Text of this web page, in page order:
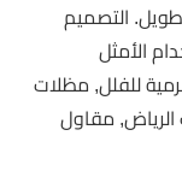
التصميم
الأمثل
للفلل, مظلات
مقاول